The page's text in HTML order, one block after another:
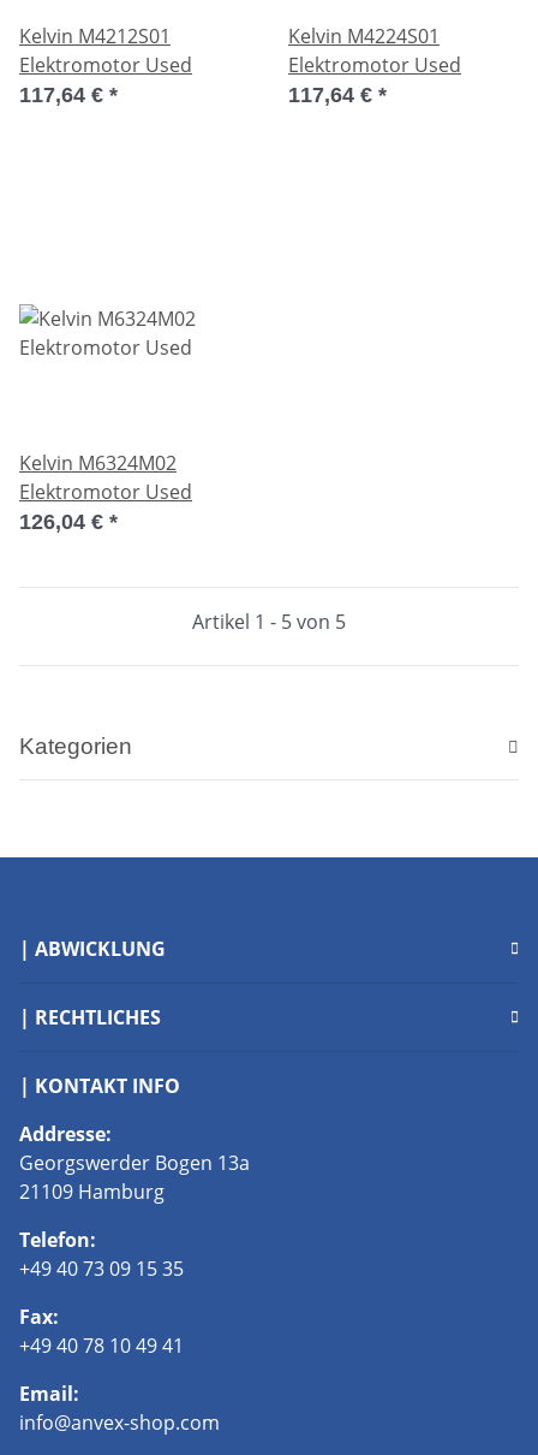
Kelvin M4212S01
Elektromotor Used
117,64 € *
Kelvin M4224S01
Elektromotor Used
117,64 € *
Kelvin M6324M02
Elektromotor Used
126,04 € *
Artikel 1 - 5 von 5
Kategorien
| ABWICKLUNG
| RECHTLICHES
| KONTAKT INFO
Addresse:
Georgswerder Bogen 13a
21109 Hamburg
Telefon:
+49 40 73 09 15 35
Fax:
+49 40 78 10 49 41
Email:
info@anvex-shop.com